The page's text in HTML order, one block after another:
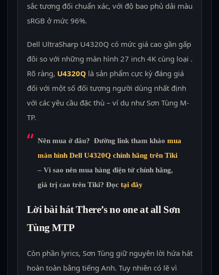
sắc tương đối chuẩn xác, với độ bao phủ dải màu
sRGB ở mức 96%.
Dell UltraSharp U4320Q có mức giá cao gần gấp
đôi so với những màn hình 27 inch 4K cùng loại .
Rõ ràng, U4320Q là sản phẩm cực kỳ đáng giá
đối với một số đối tượng người dùng nhất định
với các yêu cầu đặc thù – ví dụ như Sơn Tùng M-
TP.
Nên mua ở đâu? Đường link tham khảo mua
màn hình Dell U4320Q chính hãng trên Tiki
– Vì sao nên mua hàng điện tử chính hãng,
giá trị cao trên Tiki? Đọc tại đây
Lời bài hát There’s no one at all Sơn
Tùng MTP
Còn phần lyrics, Sơn Tùng giữ nguyên lời hứa hát
hoàn toàn bằng tiếng Anh. Tuy nhiên có lẽ vì